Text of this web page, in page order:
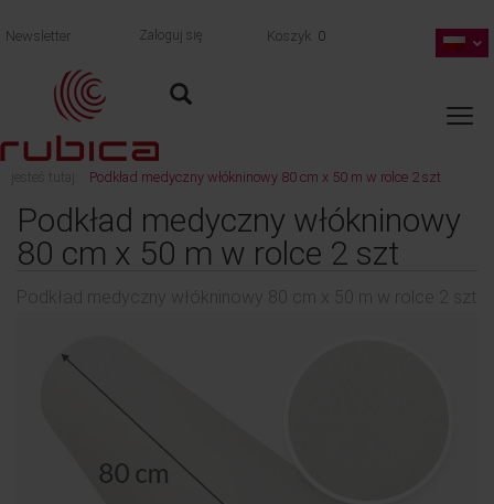
Newsletter Zaloguj się Koszyk 0
jesteś tutaj: Podkład medyczny włókninowy 80 cm x 50 m w rolce 2 szt
Podkład medyczny włókninowy
80 cm x 50 m w rolce 2 szt
Podkład medyczny włókninowy 80 cm x 50 m w rolce 2 szt